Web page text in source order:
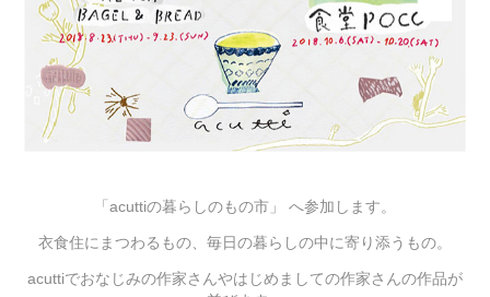
「acuttiの暮らしのもの市」 へ参加します。
衣食住にまつわるもの、毎日の暮らしの中に寄り添うもの。
acuttiでおなじみの作家さんやはじめましての作家さんの作品が